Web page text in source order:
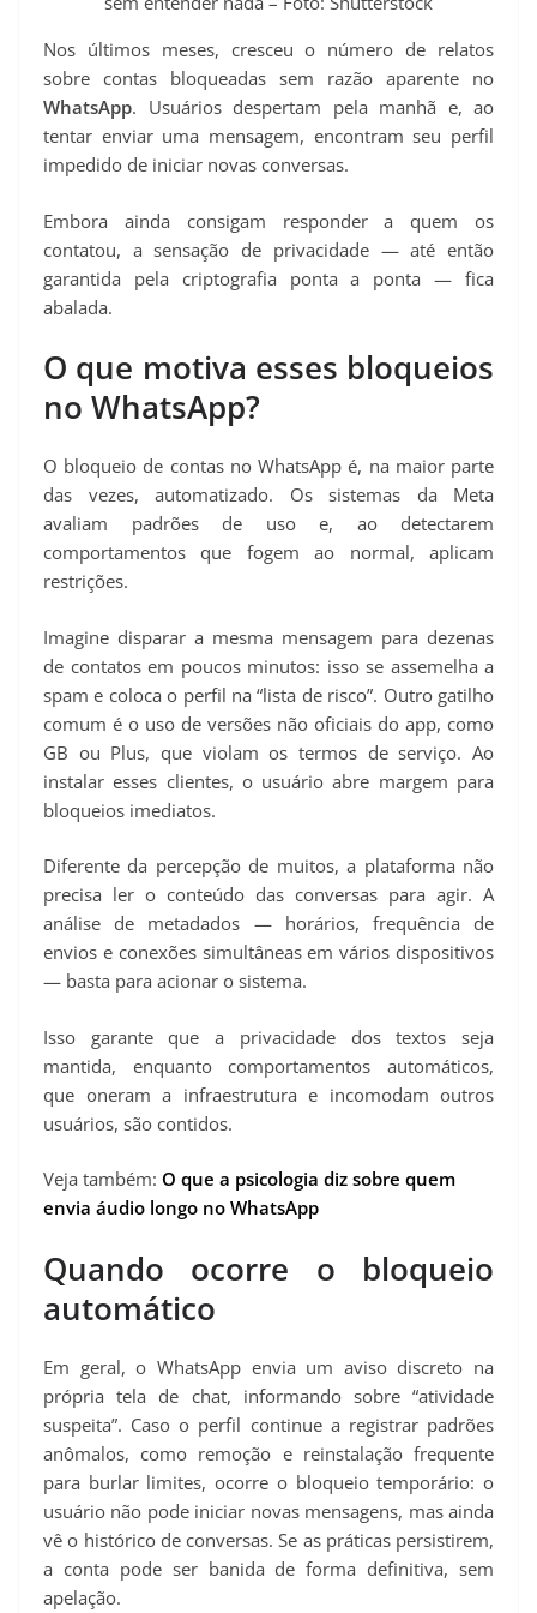
Nos últimos meses, cresceu o número de relatos
sobre contas bloqueadas sem razão aparente no
WhatsApp. Usuários despertam pela manhã e, ao
tentar enviar uma mensagem, encontram seu perfil
impedido de iniciar novas conversas.
Embora ainda consigam responder a quem os
contatou, a sensação de privacidade — até então
garantida pela criptografia ponta a ponta — fica
abalada.
O que motiva esses bloqueios
no WhatsApp?
O bloqueio de contas no WhatsApp é, na maior parte
das vezes, automatizado. Os sistemas da Meta
avaliam padrões de uso e, ao detectarem
comportamentos que fogem ao normal, aplicam
restrições.
Imagine disparar a mesma mensagem para dezenas
de contatos em poucos minutos: isso se assemelha a
spam e coloca o perfil na “lista de risco”. Outro gatilho
comum é o uso de versões não oficiais do app, como
GB ou Plus, que violam os termos de serviço. Ao
instalar esses clientes, o usuário abre margem para
bloqueios imediatos.
Diferente da percepção de muitos, a plataforma não
precisa ler o conteúdo das conversas para agir. A
análise de metadados — horários, frequência de
envios e conexões simultâneas em vários dispositivos
— basta para acionar o sistema.
Isso garante que a privacidade dos textos seja
mantida, enquanto comportamentos automáticos,
que oneram a infraestrutura e incomodam outros
usuários, são contidos.
Veja também: O que a psicologia diz sobre quem
envia áudio longo no WhatsApp
Quando ocorre o bloqueio
automático
Em geral, o WhatsApp envia um aviso discreto na
própria tela de chat, informando sobre “atividade
suspeita”. Caso o perfil continue a registrar padrões
anômalos, como remoção e reinstalação frequente
para burlar limites, ocorre o bloqueio temporário: o
usuário não pode iniciar novas mensagens, mas ainda
vê o histórico de conversas. Se as práticas persistirem,
a conta pode ser banida de forma definitiva, sem
apelação.